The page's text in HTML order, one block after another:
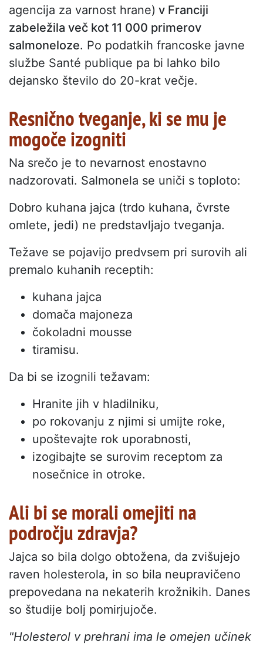
agencija za varnost hrane) v Franciji
zabeležila več kot 11 000 primerov
salmoneloze. Po podatkih francoske javne
službe Santé publique pa bi lahko bilo
dejansko število do 20-krat večje.
Resnično tveganje, ki se mu je
mogoče izogniti
Na srečo je to nevarnost enostavno
nadzorovati. Salmonela se uniči s toploto:
Dobro kuhana jajca (trdo kuhana, čvrste
omlete, jedi) ne predstavljajo tveganja.
Težave se pojavijo predvsem pri surovih ali
premalo kuhanih receptih:
kuhana jajca
domača majoneza
čokoladni mousse
tiramisu.
Da bi se izognili težavam:
Hranite jih v hladilniku,
po rokovanju z njimi si umijte roke,
upoštevajte rok uporabnosti,
izogibajte se surovim receptom za
nosečnice in otroke.
Ali bi se morali omejiti na
področju zdravja?
Jajca so bila dolgo obtožena, da zvišujejo
raven holesterola, in so bila neupravičeno
prepovedana na nekaterih krožnikih. Danes
so študije bolj pomirjujoče.
"Holesterol v prehrani ima le omejen učinek